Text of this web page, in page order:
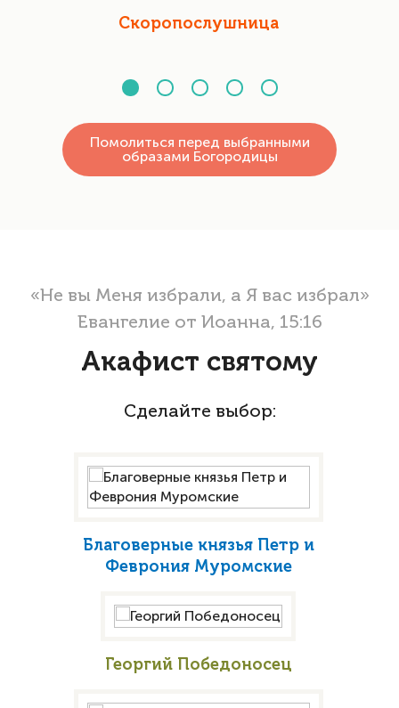
Скоропослушница
Помолиться перед выбранными
образами Богородицы
«Не вы Меня избрали, а Я вас избрал»
Евангелие от Иоанна, 15:16
Акафист святому
Сделайте выбор:
Благоверные князья Петр и
Феврония Муромские
Георгий Победоносец